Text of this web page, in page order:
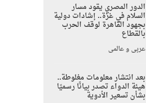
الدور المصري يقود مسار
السلام في غزة.. إشادات دولية
بجهود القاهرة لوقف الحرب
بالقطاع
عربي و عالمي
بعد انتشار معلومات مغلوطة..
هيئة الدواء تصدر بيانًا رسميًا
بشأن تسعير الأدوية